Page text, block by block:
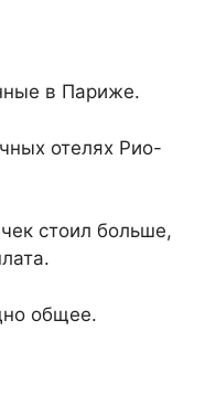
в Париже.
отелях Рио-
стоил больше,
общее.